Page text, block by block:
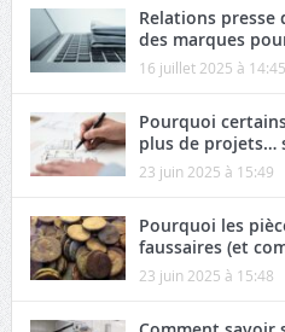
Relations
des marques
16 juillet 2025 à 14:45
Pourquoi
plus de projets…
23 juin 2025 à 15:49
Pourquoi les
faussaires (et
23 juin 2025 à 15:48